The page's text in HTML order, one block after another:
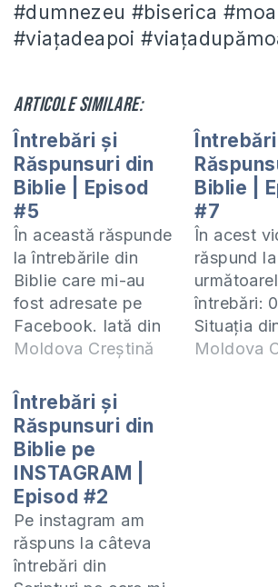
#dumnezeu #biserica
#viațadeapoi
Articole similare:
Întrebări și
Răspunsuri din
Biblie | Episod
#5
În această răspunde
la întrebările din
Biblie care mi-au
fost adresate pe
Facebook. Iată din
întrebările ce vor fi
vrut să arate
Domnul Isus
ucenicilor prin
schimbarea la față?
7:45 Este vorbirea în
limbi simbolul
primirii Duhului
Sfânt? 11:15 Dacă
persoana care a fost
Moldova Creștină
Biblie |
#7
În acest
răspund la
întrebări:
Situația
4:10 -
Moldova
Întrebări și
Răspunsuri din
Biblie pe
INSTAGRAM |
Episod #2
Pe instagram am
răspuns la câteva
întrebări din